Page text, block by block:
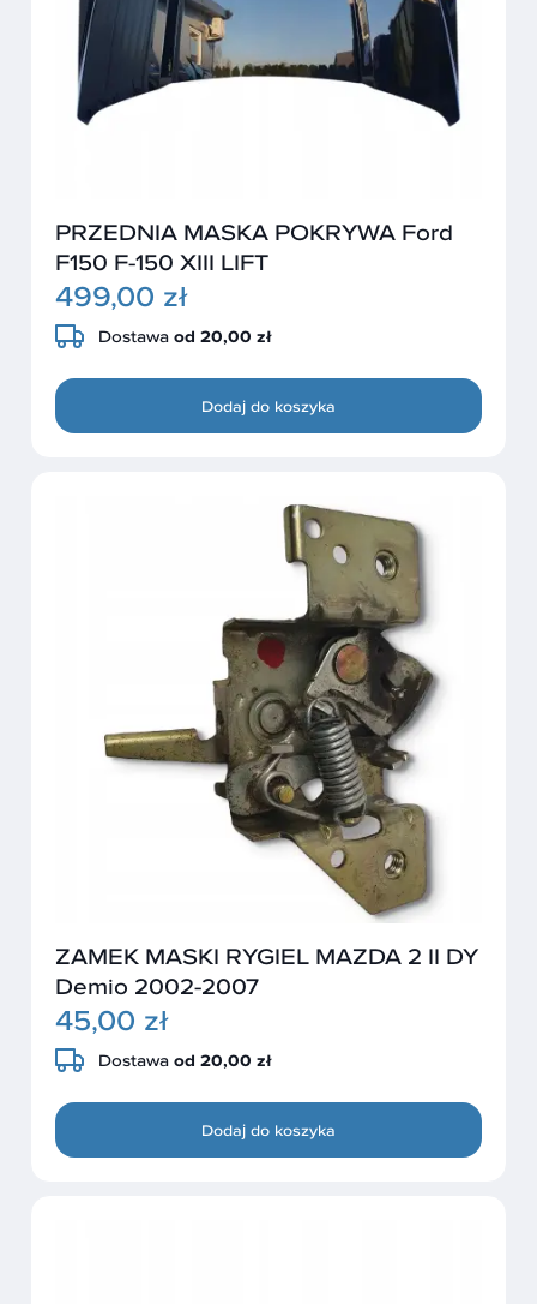
PRZEDNIA MASKA POKRYWA Ford
F150 F-150 XIII LIFT
499,00 zł
Dostawa od 20,00 zł
Dodaj do koszyka
ZAMEK MASKI RYGIEL MAZDA 2 II DY
Demio 2002-2007
45,00 zł
Dostawa od 20,00 zł
Dodaj do koszyka